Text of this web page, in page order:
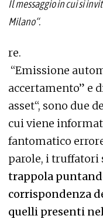
Il messaggio in cui si
Milano“.
re.
“Emissione
accertamento” e
asset“, sono due
cui viene
fantomatico
parole, i truffatori
trappola
corrispondenza
quelli presenti